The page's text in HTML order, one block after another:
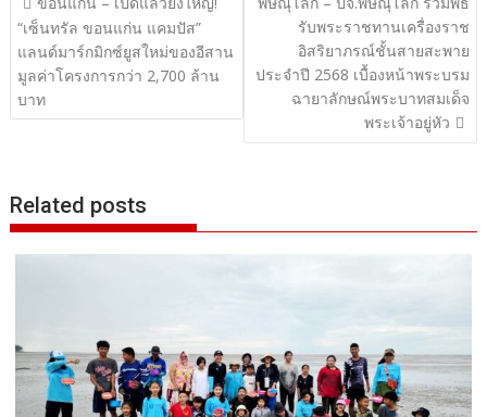
เรื่อง
“เซ็นทรัล ขอนแก่น แคมปัส”
แลนด์มาร์กมิกซ์ยูสใหม่ของอีสาน
มูลค่าโครงการกว่า 2,700 ล้าน
บาท
รับพระราชทานเครื่องราช
อิสริยาภรณ์ชั้นสายสะพาย
ประจำปี 2568 เบื้องหน้าพระบรม
ฉายาลักษณ์พระบาทสมเด็จ
พระเจ้าอยู่หัว
Related posts